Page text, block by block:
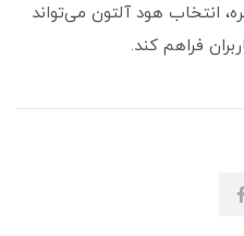
انتخاب هود آلتون می‌تواند
فراهم کند.